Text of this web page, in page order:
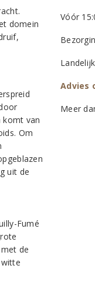
domein
komt van
Om
uit de
Fumé
de
Vóór
Advies
Meer